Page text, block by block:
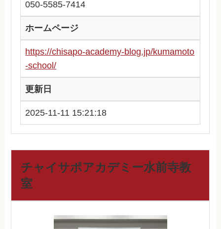
050-5585-7414
ホームページ
https://chisapo-academy-blog.jp/kumamoto
-school/
更新日
2025-11-11 15:21:18
チャイサポアカデミー水前寺教
室